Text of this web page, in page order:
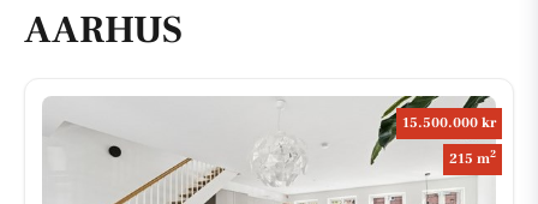
AARHUS
15.500.000 kr
215 m2